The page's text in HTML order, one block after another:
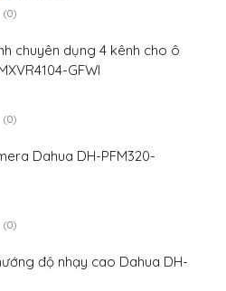
(0)
chuyên dụng 4 kênh cho ô
GFWI
(0)
Dahua DH-PFM320-
(0)
độ nhạy cao Dahua DH-